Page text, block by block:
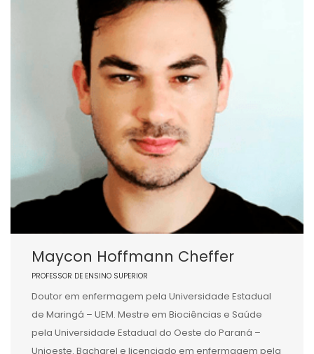
Maycon Hoffmann Cheffer
PROFESSOR DE ENSINO SUPERIOR
Doutor em enfermagem pela Universidade Estadual
de Maringá – UEM. Mestre em Biociências e Saúde
pela Universidade Estadual do Oeste do Paraná –
Unioeste. Bacharel e licenciado em enfermagem pela